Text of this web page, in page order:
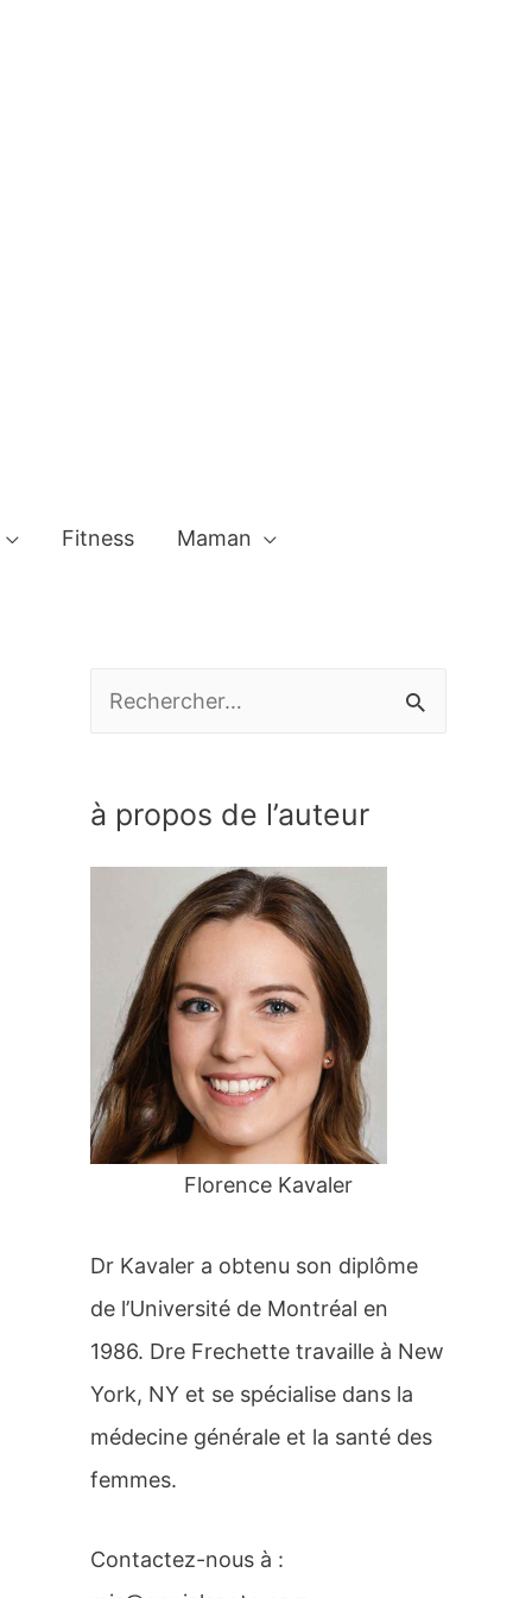
Fitness Maman
h
:
à propos de l’auteur
Florence Kavaler
Dr Kavaler a obtenu son diplôme
de l’Université de Montréal en
1986. Dre Frechette travaille à New
York, NY et se spécialise dans la
médecine générale et la santé des
femmes.
Contactez-nous à :